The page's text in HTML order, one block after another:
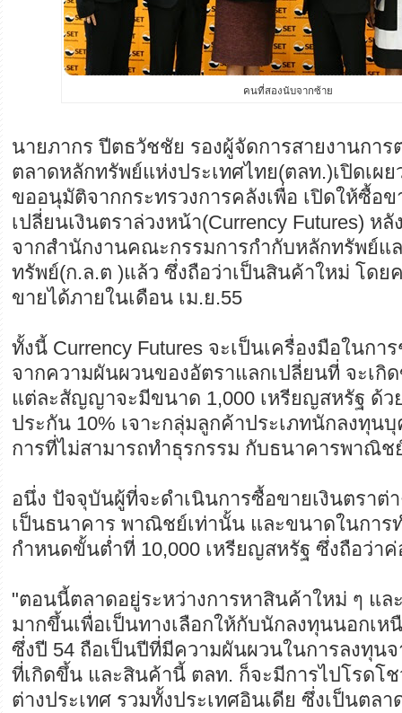
คนที่สองนับจากซ้าย
นายภากร ปีตธวัชชัย รองผู้จัดการสายงานการ
ตลาดหลักทรัพย์แห่งประเทศไทย(ตลท.)เปิดเผ
ขออนุมัติจากกระทรวงการคลังเพื่อ เปิดให้ซื้อ
เปลี่ยนเงินตราล่วงหน้า(Currency Futures) ห
จากสำนักงานคณะกรรมการกำกับหลักทรัพย์แ
ทรัพย์(ก.ล.ต )แล้ว ซึ่งถือว่าเป็นสินค้าใหม่ โดย
ขายได้ภายในเดือน เม.ย.55
ทั้งนี้ Currency Futures จะเป็นเครื่องมือในกา
จากความผันผวนของอัตราแลกเปลี่ยนที่ จะเกิ
แต่ละสัญญาจะมีขนาด 1,000 เหรียญสหรัฐ ด้ว
ประกัน 10% เจาะกลุ่มลูกค้าประเภทนักลงทุน
การที่ไม่สามารถทำธุรกรรม กับธนาคารพาณิช
อนึ่ง ปัจจุบันผู้ที่จะดำเนินการซื้อขายเงินตราต่
เป็นธนาคาร พาณิชย์เท่านั้น และขนาดในการ
กำหนดขั้นต่ำที่ 10,000 เหรียญสหรัฐ ซึ่งถือว่า
"ตอนนี้ตลาดอยู่ระหว่างการหาสินค้าใหม่ ๆ แล
มากขึ้นเพื่อเป็นทางเลือกให้กับนักลงทุนนอกเห
ซึ่งปี 54 ถือเป็นปีที่มีความผันผวนในการลงทุน
ที่เกิดขึ้น และสินค้านี้ ตลท. ก็จะมีการไปโรดโ
ต่างประเทศ รวมทั้งประเทศอินเดีย ซึ่งเป็นตล